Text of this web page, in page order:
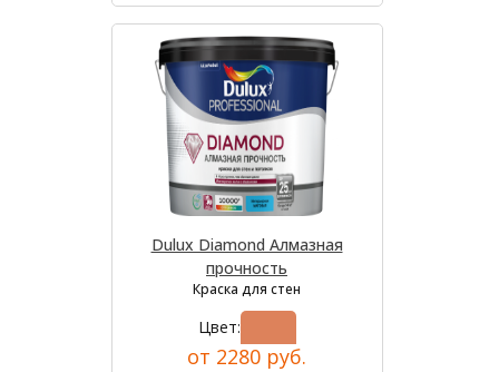
Dulux Diamond Алмазная
прочность
Краска для стен
Цвет:
от 2280 руб.